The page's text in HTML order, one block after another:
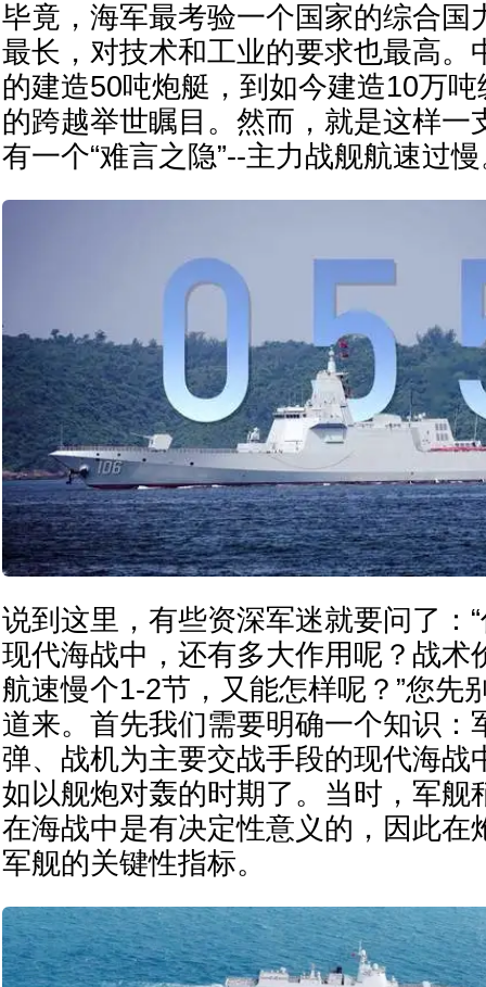
毕竟，海军最考验一个国家的综合国
最长，对技术和工业的要求也最高。
的建造50吨炮艇，到如今建造10万
的跨越举世瞩目。然而，就是这样一
有一个“难言之隐”--主力战舰航速过
说到这里，有些资深军迷就要问了：
现代海战中，还有多大作用呢？战术
航速慢个1-2节，又能怎样呢？”您先
道来。首先我们需要明确一个知识：
弹、战机为主要交战手段的现代海战
如以舰炮对轰的时期了。当时，军舰
在海战中是有决定性意义的，因此在
军舰的关键性指标。